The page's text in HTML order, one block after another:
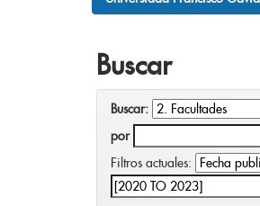
Buscar
Buscar:
por
Filtros actuales: